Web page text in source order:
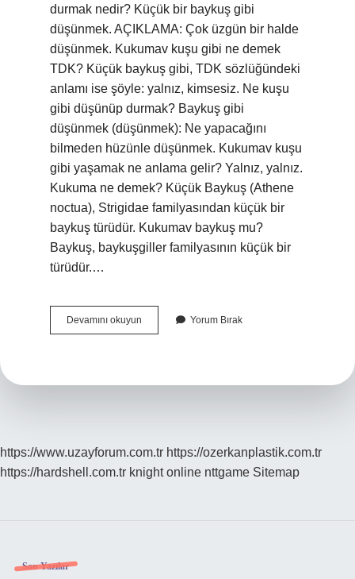
durmak nedir? Küçük bir baykuş gibi
düşünmek. AÇIKLAMA: Çok üzgün bir halde
düşünmek. Kukumav kuşu gibi ne demek
TDK? Küçük baykuş gibi, TDK sözlüğündeki
anlamı ise şöyle: yalnız, kimsesiz. Ne kuşu
gibi düşünüp durmak? Baykuş gibi
düşünmek (düşünmek): Ne yapacağını
bilmeden hüzünle düşünmek. Kukumav kuşu
gibi yaşamak ne anlama gelir? Yalnız, yalnız.
Kukuma ne demek? Küçük Baykuş (Athene
noctua), Strigidae familyasından küçük bir
baykuş türüdür. Kukumav baykuş mu?
Baykuş, baykuşgiller familyasının küçük bir
türüdür.…
Devamını okuyun Kukumav
Kuşu
Yorum Bırak
https://www.uzayforum.com.tr https://ozerkanplastik.com.tr
https://hardshell.com.tr knight online nttgame Sitemap
Son Yazılar